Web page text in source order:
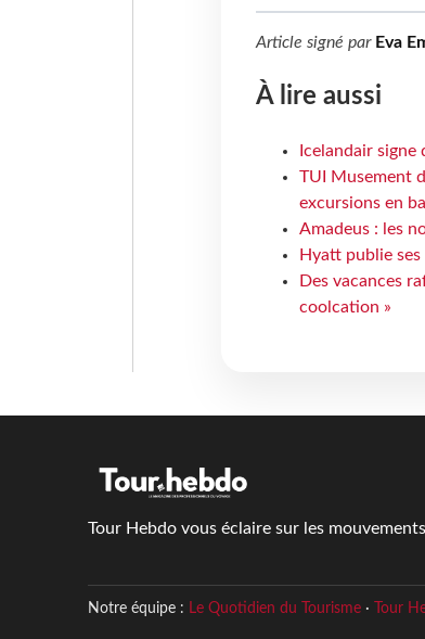
Article signé par Eva
À lire aussi
Icelandair
TUI Musement
excursions en
Amadeus : les
Hyatt publie
Des vacances
coolcation »
Tour Hebdo vous éclaire sur les
Notre équipe : Le Quotidien du Tourisme· Tour